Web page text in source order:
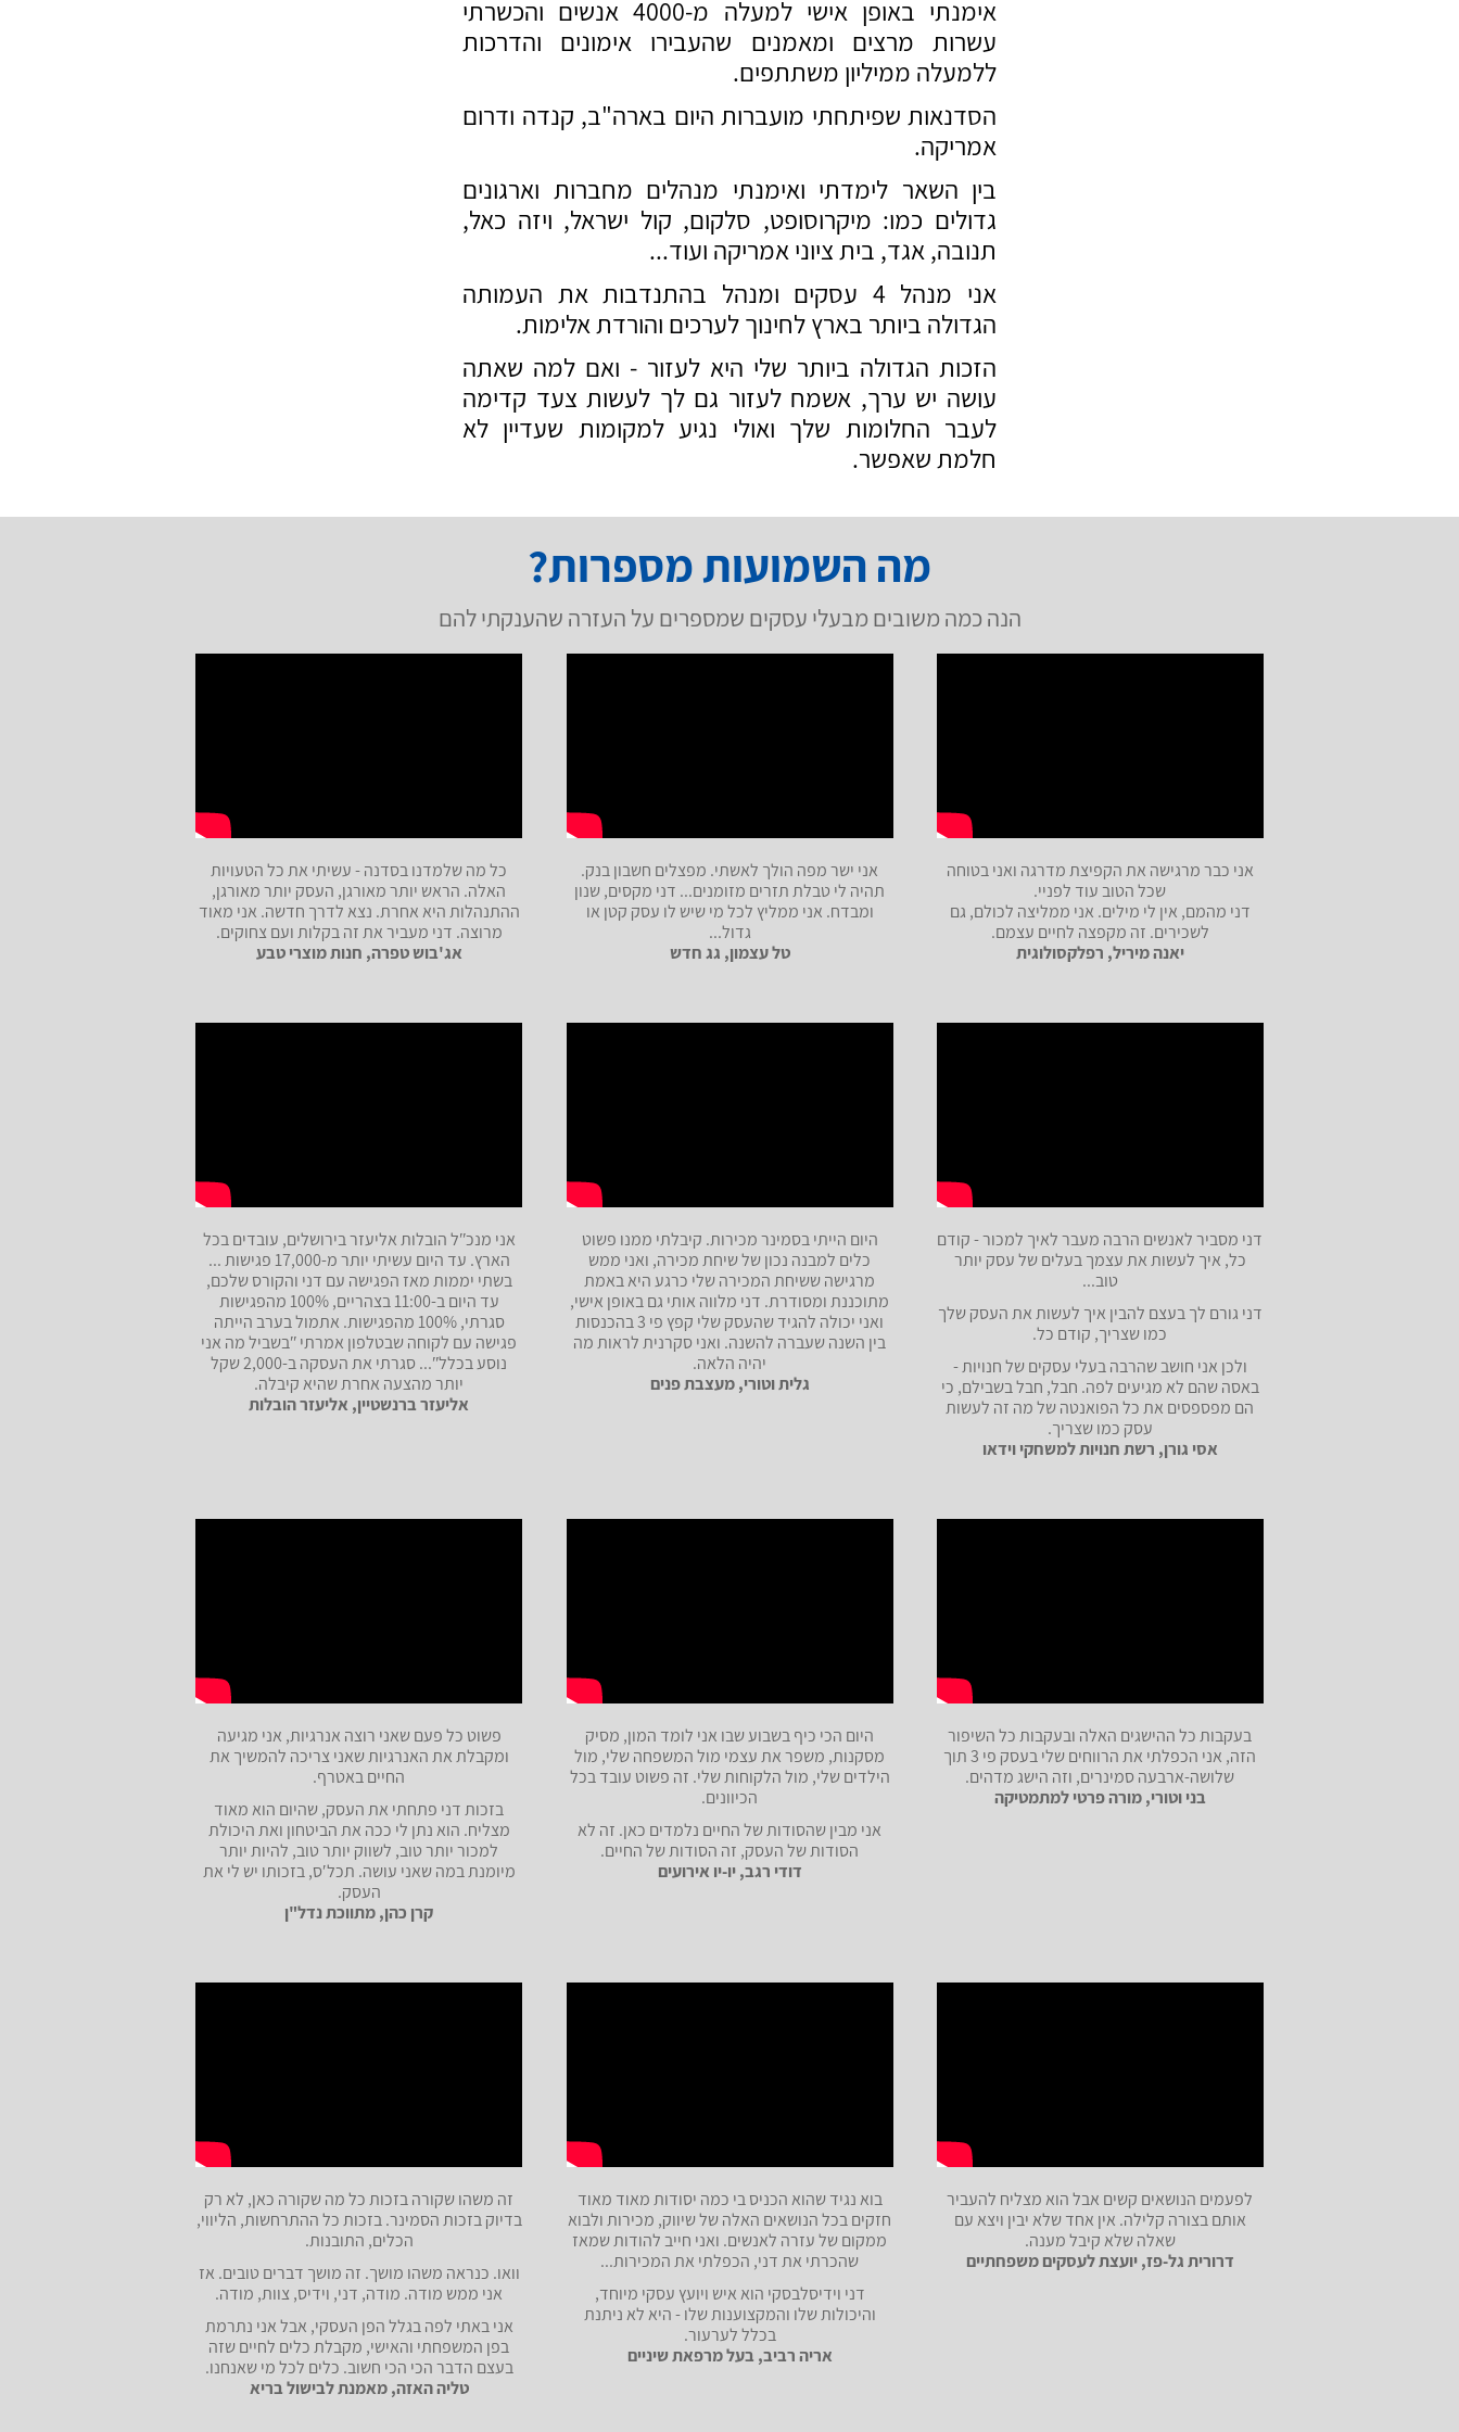
אימנתי באופן אישי למעלה מ-4000 אנשים והכשרתי
עשרות מרצים ומאמנים שהעבירו אימונים והדרכות
ללמעלה ממיליון משתתפים.
הסדנאות שפיתחתי מועברות היום בארה"ב, קנדה ודרום
אמריקה.
בין השאר לימדתי ואימנתי מנהלים מחברות וארגונים
גדולים כמו: מיקרוסופט, סלקום, קול ישראל, ויזה כאל,
תנובה, אגד, בית ציוני אמריקה ועוד...
אני מנהל 4 עסקים ומנהל בהתנדבות את העמותה
הגדולה ביותר בארץ לחינוך לערכים והורדת אלימות.
הזכות הגדולה ביותר שלי היא לעזור - ואם למה שאתה
עושה יש ערך, אשמח לעזור גם לך לעשות צעד קדימה
לעבר החלומות שלך ואולי נגיע למקומות שעדיין לא
חלמת שאפשר.
מה השמועות מספרות?
הנה כמה משובים מבעלי עסקים שמספרים על העזרה שהענקתי להם
אני כבר מרגישה את הקפיצת מדרגה ואני בטוחה
שכל הטוב עוד לפניי.
דני מהמם, אין לי מילים. אני ממליצה לכולם, גם
לשכירים. זה מקפצה לחיים עצמם.
יאנה מיריל, רפלקסולוגית
אני ישר מפה הולך לאשתי. מפצלים חשבון בנק.
תהיה לי טבלת תזרים מזומנים... דני מקסים, שנון
ומבדח. אני ממליץ לכל מי שיש לו עסק קטן או
גדול...
טל עצמון, גג חדש
כל מה שלמדנו בסדנה - עשיתי את כל הטעויות
האלה. הראש יותר מאורגן, העסק יותר מאורגן,
ההתנהלות היא אחרת. נצא לדרך חדשה. אני מאוד
מרוצה. דני מעביר את זה בקלות ועם צחוקים.
אג'בוש טפרה, חנות מוצרי טבע
דני מסביר לאנשים הרבה מעבר לאיך למכור - קודם
כל, איך לעשות את עצמך בעלים של עסק יותר
טוב...
דני גורם לך בעצם להבין איך לעשות את העסק שלך
כמו שצריך, קודם כל.
ולכן אני חושב שהרבה בעלי עסקים של חנויות -
באסה שהם לא מגיעים לפה. חבל, חבל בשבילם, כי
הם מפספסים את כל הפואנטה של מה זה לעשות
עסק כמו שצריך.
אסי גורן, רשת חנויות למשחקי וידאו
היום הייתי בסמינר מכירות. קיבלתי ממנו פשוט
כלים למבנה נכון של שיחת מכירה, ואני ממש
מרגישה ששיחת המכירה שלי כרגע היא באמת
מתוכננת ומסודרת. דני מלווה אותי גם באופן אישי,
ואני יכולה להגיד שהעסק שלי קפץ פי 3 בהכנסות
בין השנה שעברה להשנה. ואני סקרנית לראות מה
יהיה הלאה.
גלית וטורי, מעצבת פנים
אני מנכʺל הובלות אליעזר בירושלים, עובדים בכל
הארץ. עד היום עשיתי יותר מ-17,000 פגישות ...
בשתי יממות מאז הפגישה עם דני והקורס שלכם,
עד היום ב-11:00 בצהריים, 100% מהפגישות
סגרתי, 100% מהפגישות. אתמול בערב הייתה
פגישה עם לקוחה שבטלפון אמרתי ʺבשביל מה אני
נוסע בכללʺ... סגרתי את העסקה ב-2,000 שקל
יותר מהצעה אחרת שהיא קיבלה.
אליעזר ברנשטיין, אליעזר הובלות
בעקבות כל ההישגים האלה ובעקבות כל השיפור
הזה, אני הכפלתי את הרווחים שלי בעסק פי 3 תוך
שלושה-ארבעה סמינרים, וזה הישג מדהים.
בני וטורי, מורה פרטי למתמטיקה
היום הכי כיף בשבוע שבו אני לומד המון, מסיק
מסקנות, משפר את עצמי מול המשפחה שלי, מול
הילדים שלי, מול הלקוחות שלי. זה פשוט עובד בכל
הכיוונים.
אני מבין שהסודות של החיים נלמדים כאן. זה לא
הסודות של העסק, זה הסודות של החיים.
דודי רגב, יו-יו אירועים
פשוט כל פעם שאני רוצה אנרגיות, אני מגיעה
ומקבלת את האנרגיות שאני צריכה להמשיך את
החיים באטרף.
בזכות דני פתחתי את העסק, שהיום הוא מאוד
מצליח. הוא נתן לי ככה את הביטחון ואת היכולת
למכור יותר טוב, לשווק יותר טוב, להיות יותר
מיומנת במה שאני עושה. תכלʹס, בזכותו יש לי את
העסק.
קרן כהן, מתווכת נדל"ן
לפעמים הנושאים קשים אבל הוא מצליח להעביר
אותם בצורה קלילה. אין אחד שלא יבין ויצא עם
שאלה שלא קיבל מענה.
דרורית גל-פז, יועצת לעסקים משפחתיים
בוא נגיד שהוא הכניס בי כמה יסודות מאוד מאוד
חזקים בכל הנושאים האלה של שיווק, מכירות ולבוא
ממקום של עזרה לאנשים. ואני חייב להודות שמאז
שהכרתי את דני, הכפלתי את המכירות...
דני וידיסלבסקי הוא איש ויועץ עסקי מיוחד,
והיכולות שלו והמקצוענות שלו - היא לא ניתנת
בכלל לערעור.
אריה רביב, בעל מרפאת שיניים
זה משהו שקורה בזכות כל מה שקורה כאן, לא רק
בדיוק בזכות הסמינר. בזכות כל ההתרחשות, הליווי,
הכלים, התובנות.
וואו. כנראה משהו מושך. זה מושך דברים טובים. אז
אני ממש מודה. מודה, דני, וידיס, צוות, מודה.
אני באתי לפה בגלל הפן העסקי, אבל אני נתרמת
בפן המשפחתי והאישי, מקבלת כלים לחיים שזה
בעצם הדבר הכי הכי חשוב. כלים לכל מי שאנחנו.
טליה האזה, מאמנת לבישול בריא